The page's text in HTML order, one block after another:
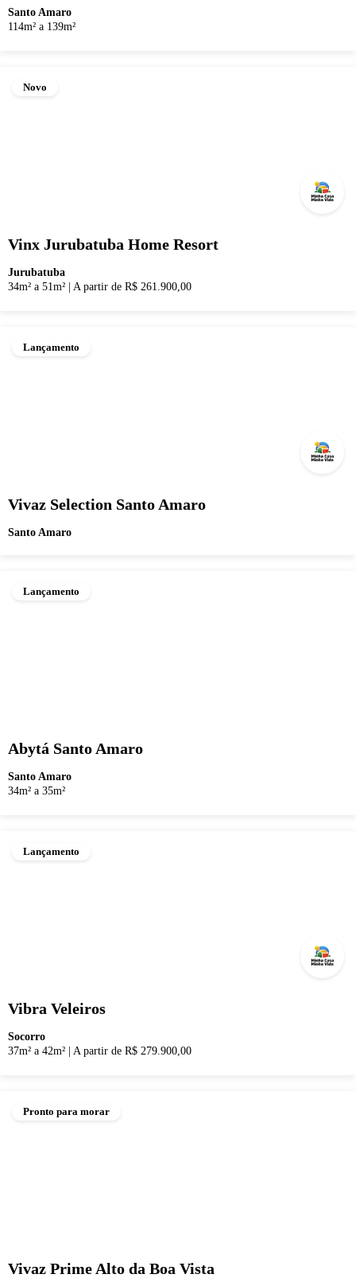
Santo Amaro
114m² a 139m²
Novo
Vinx Jurubatuba Home Resort
Jurubatuba
34m² a 51m²
A partir de R$ 261.900,00
Lançamento
Vivaz Selection Santo Amaro
Santo Amaro
Lançamento
Abytá Santo Amaro
Santo Amaro
34m² a 35m²
Lançamento
Vibra Veleiros
Socorro
37m² a 42m²
A partir de R$ 279.900,00
Pronto para morar
Vivaz Prime Alto da Boa Vista